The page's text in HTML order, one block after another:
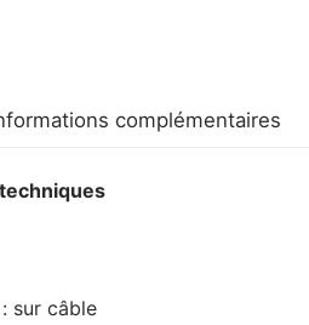
complémentaires
sur câble